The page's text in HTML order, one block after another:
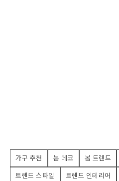
가구 추천 봄 데코 봄 트렌드
트렌드 스타일
트렌드 인테리어